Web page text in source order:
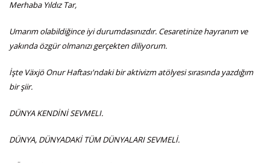
Merhaba Yıldız Tar,
Umarım olabildiğince iyi durumdasınızdır. Cesaretinize hayranım ve
yakında özgür olmanızı gerçekten diliyorum.
İşte Växjö Onur Haftası'ndaki bir aktivizm atölyesi sırasında yazdığım
bir şiir.
DÜNYA KENDİNİ SEVMELI.
DÜNYA, DÜNYADAKİ TÜM DÜNYALARI SEVMELİ.